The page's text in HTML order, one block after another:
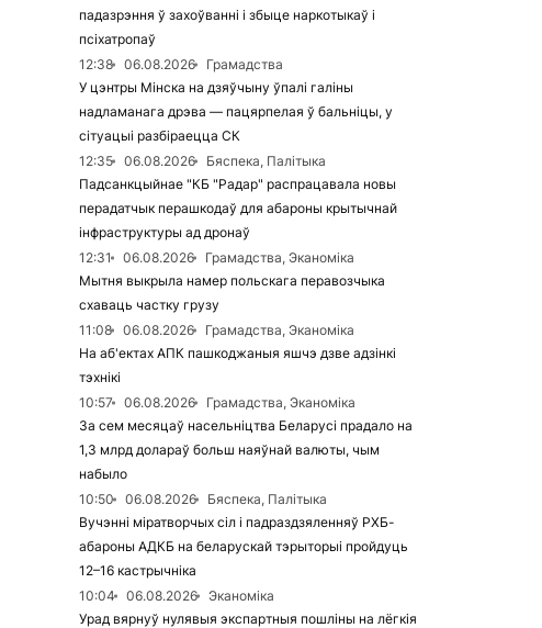
падазрэння ў захоўванні і збыце наркотыкаў і
псіхатропаў
12:38
06.08.2026
Грамадства
У цэнтры Мінска на дзяўчыну ўпалі галіны
надламанага дрэва — пацярпелая ў бальніцы, у
сітуацыі разбіраецца СК
12:35
06.08.2026
Бяспека, Палітыка
Падсанкцыйнае "КБ "Радар" распрацавала новы
перадатчык перашкодаў для абароны крытычнай
інфраструктуры ад дронаў
12:31
06.08.2026
Грамадства, Эканоміка
Мытня выкрыла намер польскага перавозчыка
схаваць частку грузу
11:08
06.08.2026
Грамадства, Эканоміка
На аб'ектах АПК пашкоджаныя яшчэ дзве адзінкі
тэхнікі
10:57
06.08.2026
Грамадства, Эканоміка
За сем месяцаў насельніцтва Беларусі прадало на
1,3 млрд долараў больш наяўнай валюты, чым
набыло
10:50
06.08.2026
Бяспека, Палітыка
Вучэнні міратворчых сіл і падраздзяленняў РХБ-
абароны АДКБ на беларускай тэрыторыі пройдуць
12–16 кастрычніка
10:04
06.08.2026
Эканоміка
Урад вярнуў нулявыя экспартныя пошліны на лёгкія